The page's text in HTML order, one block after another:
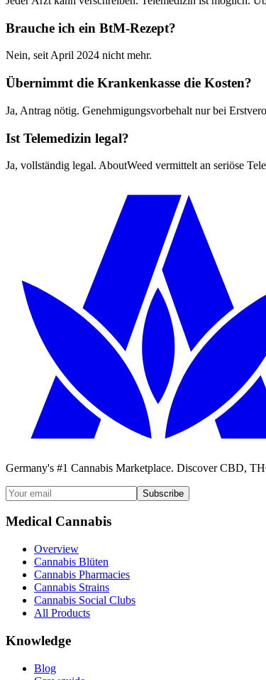
Brauche ich ein BtM-Rezept?
Nein, seit April 2024 nicht mehr.
Übernimmt die Krankenkasse die Kosten?
Ja, Antrag nötig. Genehmigungsvorbehalt nur bei
Ist Telemedizin legal?
Ja, vollständig legal. AboutWeed vermittelt an seriöse
Germany's #1 Cannabis Marketplace. Discover CBD,
Subscribe
Medical Cannabis
Overview
Cannabis Blüten
Cannabis Pharmacies
Cannabis Strains
Cannabis Social Clubs
All Products
Knowledge
Blog